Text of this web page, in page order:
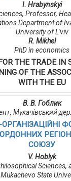
I. Hrabynskyi
Professor,
Department of
University of L'viv
R. Mikhel
PhD in economics
THE TRADE IN
OF THE
WITH THE EU
В. В. Гоблик
Мукачівський
СОЮЗУ
V. Hoblyk
Sciences,
Mukachevo State